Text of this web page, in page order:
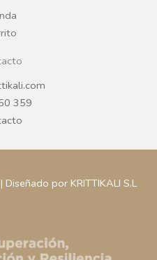
359
por KRITTIKALI S.L